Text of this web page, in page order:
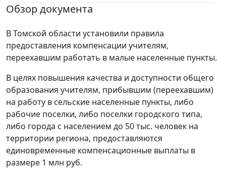
Обзор документа
В Томской области установили правила
предоставления компенсации учителям,
переехавшим работать в малые населенные пункты.
В целях повышения качества и доступности общего
образования учителям, прибывшим (переехавшим)
на работу в сельские населенные пункты, либо
рабочие поселки, либо поселки городского типа,
либо города с населением до 50 тыс. человек на
территории региона, предоставляются
единовременные компенсационные выплаты в
размере 1 млн руб.